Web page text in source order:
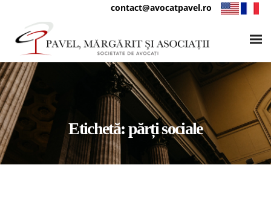
contact@avocatpavel.ro
Etichetă:părți sociale